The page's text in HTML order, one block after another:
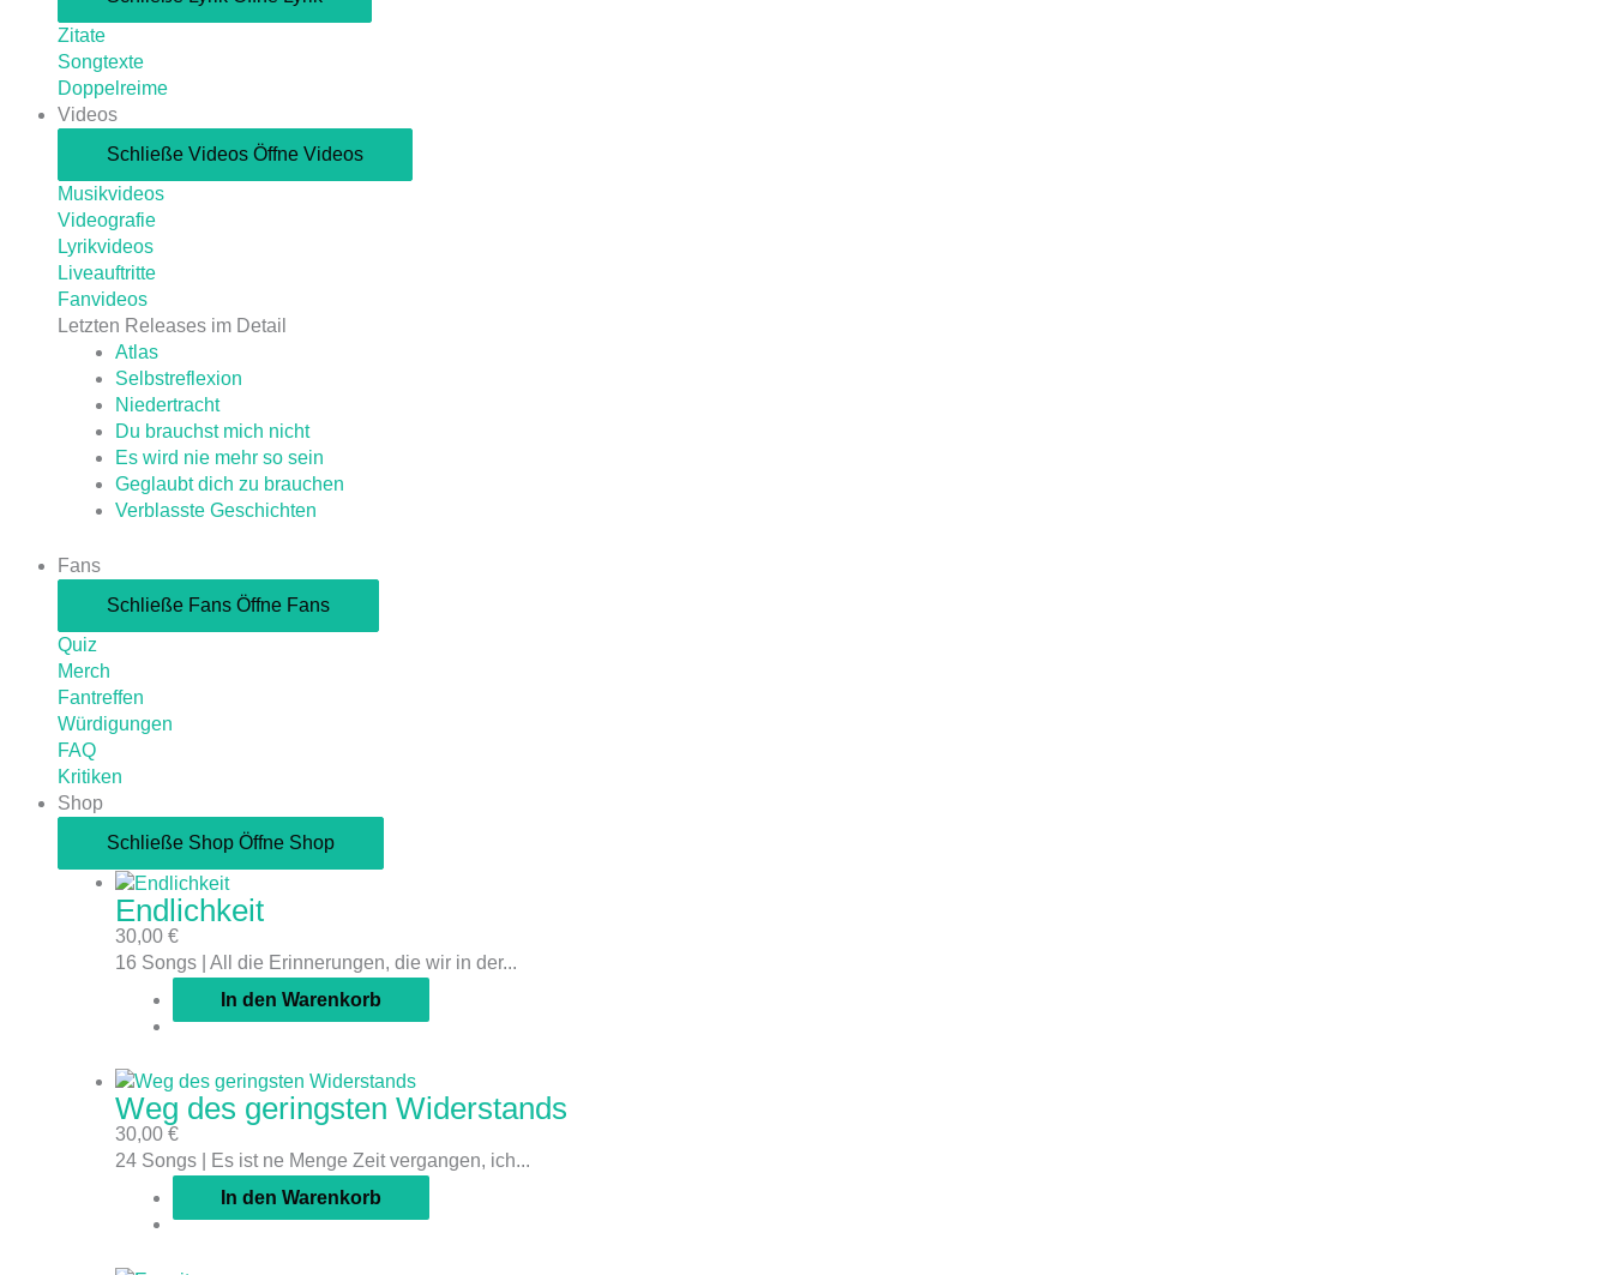
Zitate
Songtexte
Doppelreime
Videos
Schließe Videos Öffne Videos
Musikvideos
Videografie
Lyrikvideos
Liveauftritte
Fanvideos
Letzten Releases im Detail
Atlas
Selbstreflexion
Niedertracht
Du brauchst mich nicht
Es wird nie mehr so sein
Geglaubt dich zu brauchen
Verblasste Geschichten
Fans
Schließe Fans Öffne Fans
Quiz
Merch
Fantreffen
Würdigungen
FAQ
Kritiken
Shop
Schließe Shop Öffne Shop
Endlichkeit
30,00 €
16 Songs | All die Erinnerungen, die wir in der...
In den Warenkorb
Weg des geringsten Widerstands
30,00 €
24 Songs | Es ist ne Menge Zeit vergangen, ich...
In den Warenkorb